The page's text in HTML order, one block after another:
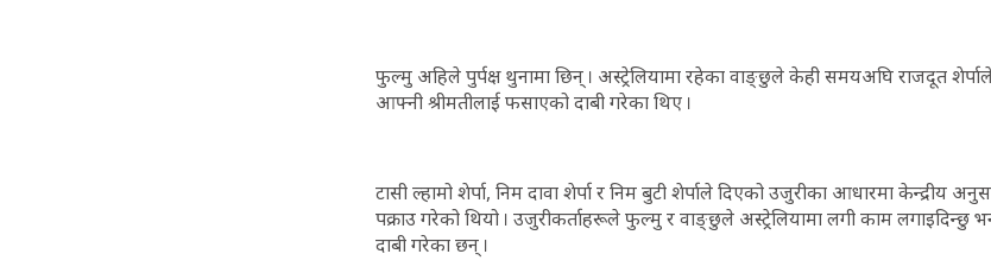
फुल्मु अहिले पुर्पक्ष थुनामा छिन् । अस्ट्रेलियामा रहेका वाङ्छुले केही समयअघि राजदूत
आफ्नी श्रीमतीलाई फसाएको दाबी गरेका थिए ।
टासी ल्हामो शेर्पा, निम दावा शेर्पा र निम बुटी शेर्पाले दिएको उजुरीका आधारमा केन्द्रीय
पक्राउ गरेको थियो । उजुरीकर्ताहरूले फुल्मु र वाङ्छुले अस्ट्रेलियामा लगी काम लगाइदिन्छु
दाबी गरेका छन् ।